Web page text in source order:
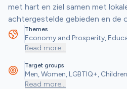
met hart en ziel samen met
achtergestelde gebieden en de
Themes
Economy and Prosperity,
Healthcare and Health, Social
Read more...
Target groups
Men, Women, LGBTIQ+,
years), People with Disabilities,
Read more...